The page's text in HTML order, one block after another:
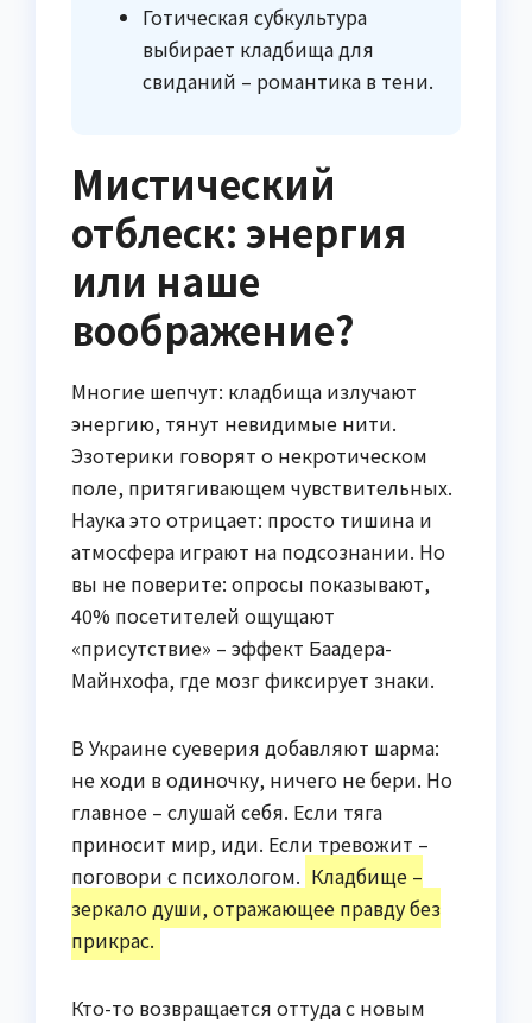
Готическая субкультура
выбирает кладбища для
свиданий – романтика в тени.
Мистический
отблеск: энергия
или наше
воображение?
Многие шепчут: кладбища излучают
энергию, тянут невидимые нити.
Эзотерики говорят о некротическом
поле, притягивающем чувствительных.
Наука это отрицает: просто тишина и
атмосфера играют на подсознании. Но
вы не поверите: опросы показывают,
40% посетителей ощущают
«присутствие» – эффект Баадера-
Майнхофа, где мозг фиксирует знаки.
В Украине суеверия добавляют шарма:
не ходи в одиночку, ничего не бери. Но
главное – слушай себя. Если тяга
приносит мир, иди. Если тревожит –
поговори с психологом. Кладбище –
зеркало души, отражающее правду без
прикрас.
Кто-то возвращается оттуда с новым